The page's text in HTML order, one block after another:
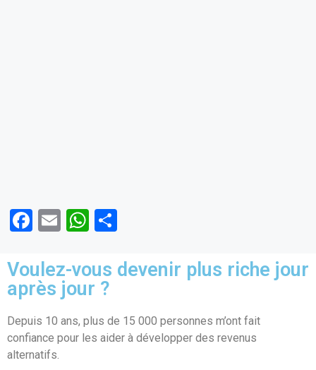
F
ce
b
o
o
k
E
ail
W
at
s
A
p
ta
er
Voulez-vous devenir plus riche jour
après jour ?
Depuis 10 ans, plus de 15 000 personnes m’ont fait
confiance pour les aider à développer des revenus
alternatifs.